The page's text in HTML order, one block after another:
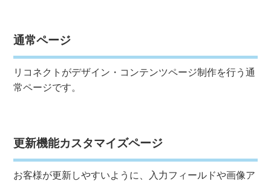
通常ページ
リコネクトがデザイン・コンテンツページ制作を行う通
常ページです。
更新機能カスタマイズページ
お客様が更新しやすいように、入力フィールドや画像ア